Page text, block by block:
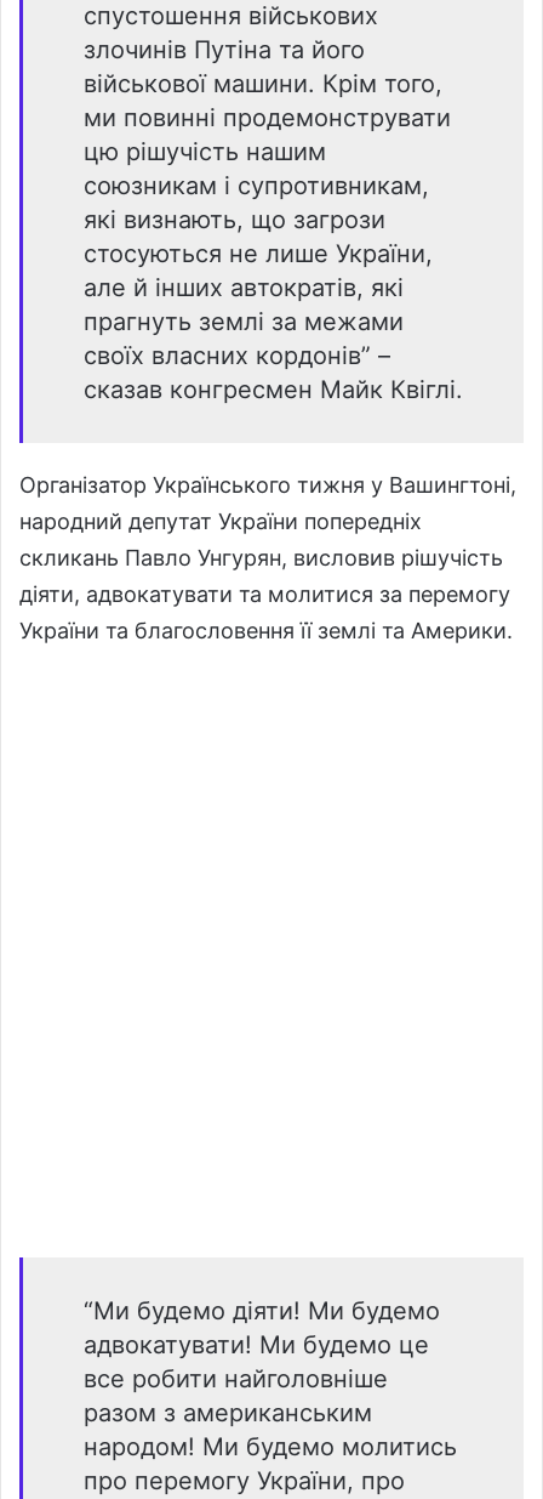
спустошення військових
злочинів Путіна та його
військової машини. Крім того,
ми повинні продемонструвати
цю рішучість нашим
союзникам і супротивникам,
які визнають, що загрози
стосуються не лише України,
але й інших автократів, які
прагнуть землі за межами
своїх власних кордонів” –
сказав конгресмен Майк Квіглі.
Організатор Українського тижня у Вашингтоні,
народний депутат України попередніх
скликань Павло Унгурян, висловив рішучість
діяти, адвокатувати та молитися за перемогу
України та благословення її землі та Америки.
“Ми будемо діяти! Ми будемо
адвокатувати! Ми будемо це
все робити найголовніше
разом з американським
народом! Ми будемо молитись
про перемогу України, про